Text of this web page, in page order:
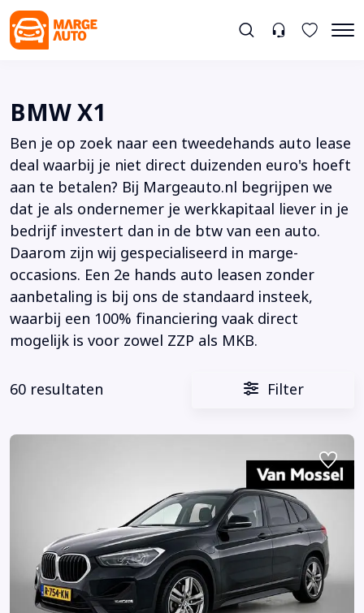
BMW X1
Ben je op zoek naar een tweedehands auto lease
deal waarbij je niet direct duizenden euro's hoeft
aan te betalen? Bij Margeauto.nl begrijpen we
dat je als ondernemer je werkkapitaal liever in je
bedrijf investert dan in de btw van een auto.
Daarom zijn wij gespecialiseerd in marge-
occasions. Een 2e hands auto leasen zonder
aanbetaling is bij ons de standaard insteek,
waarbij een 100% financiering vaak direct
mogelijk is voor zowel ZZP als MKB.
60 resultaten Filter